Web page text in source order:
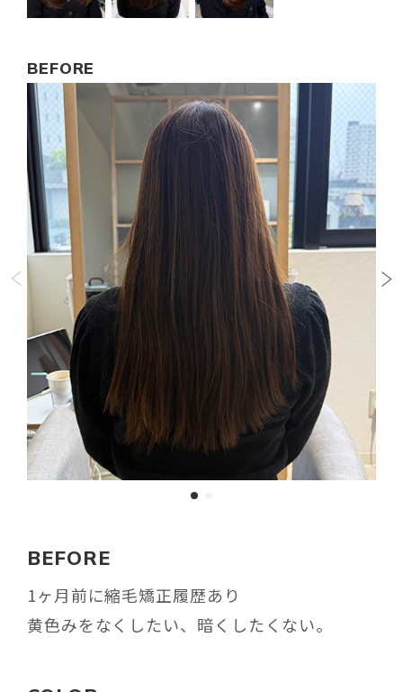
BEFORE
BEFORE
1ヶ月前に縮毛矯正履歴あり
黄色みをなくしたい、暗くしたくない。